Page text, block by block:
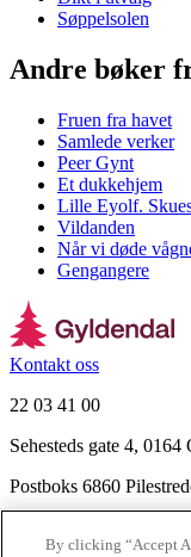
Søppelsolen
Andre bøker
Fruen fra havet
Samlede verker
Peer Gynt
Et dukkehjem
Lille Eyolf.
Vildanden
Når vi døde
Gengangere
Kontakt oss
22 03 41 00
Sehesteds gate 4, 0164
Postboks 6860
By clicking “Accept